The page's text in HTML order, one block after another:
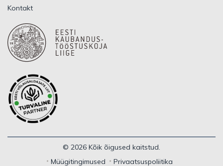
Kontakt
© 2026 Kõik õigused kaitstud.
Müügitingimused
Privaatsuspoliitika